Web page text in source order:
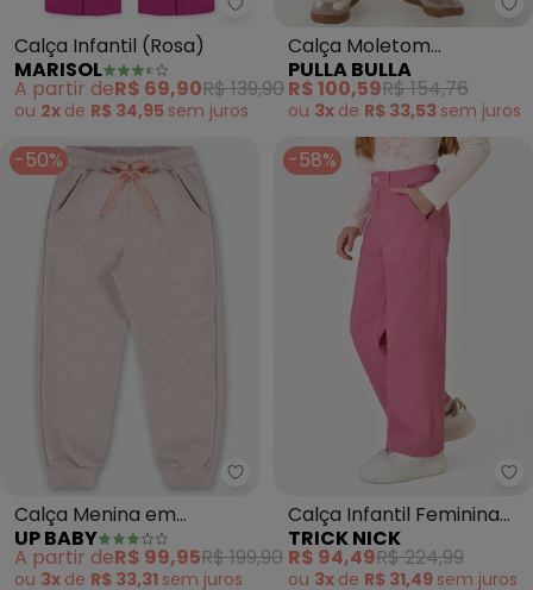
Marisol - Calça Infantil (Rosa)
Calça Infantil (Rosa)
MARISOL
A partir deR$ 69,90R$ 139,90
ou 2x de R$ 34,95 sem juros
Calça Moletom
(Marrom)
PULLA BULLA
R$ 100,59R$ 154,76
ou 3x de R$ 33,53 sem juros
-50%
Up Baby - Calça Menina em
Calça Menina em
Moletom (Rosa)
UP BABY
A partir deR$ 99,95R$ 199,90
ou 3x de R$ 33,31 sem juros
-58%
Calça Infantil Feminina
Wide Leg Sarja (Rosa)
TRICK NICK
R$ 94,49R$ 224,99
ou 3x de R$ 31,49 sem juros